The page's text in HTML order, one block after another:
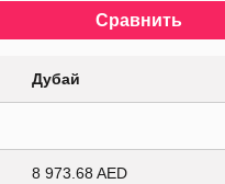
Сравнить
Дубай
8 973.68 AED